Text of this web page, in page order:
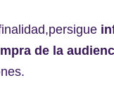
de la